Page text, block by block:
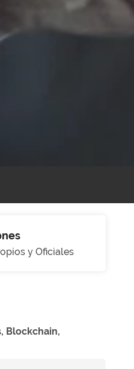
y Oficiales
Blockchain,